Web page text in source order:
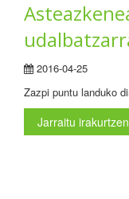
2016-04-25
Zazpi puntu landuko
Jarraitu irakurtzen